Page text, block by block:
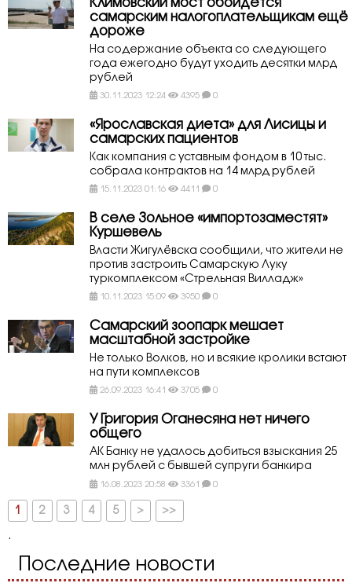
Климовский мост обойдётся
самарским налогоплательщикам ещё
дороже
На содержание объекта со следующего
года ежегодно будут уходить десятки млрд
рублей
30.11.2023 12:24 4395 0
«Ярославская диета» для Лисицы и
самарских пациентов
Как компания с уставным фондом в 10 тыс.
собрала контрактов на 14 млрд рублей
15.11.2023 01:16 4411 0
В селе Зольное «импортозаместят»
Куршевель
Власти Жигулёвска сообщили, что жители не
против застроить Самарскую Луку
туркомплексом «Стрельная Вилладж»
10.11.2023 15:09 3950 0
Самарский зоопарк мешает
масштабной застройке
Не только Волков, но и всякие кролики встают
на пути комплексов
26.09.2023 16:41 3705 0
У Григория Оганесяна нет ничего
общего
АК Банку не удалось добиться взыскания 25
млн рублей с бывшей супруги банкира
16.08.2023 20:58 3361 0
1 2 3 4 5 > >>
.
Последние новости